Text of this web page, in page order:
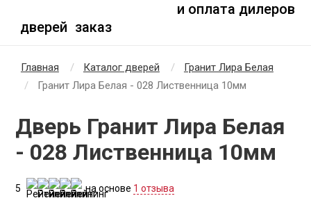
дверей заказ
и оплата дилеров
Главная Каталог дверей
Гранит Лира Белая
Гранит Лира Белая - 028 Лиственница 10мм
Дверь Гранит Лира Белая
- 028 Лиственница 10мм
5 на основе 1 отзыва